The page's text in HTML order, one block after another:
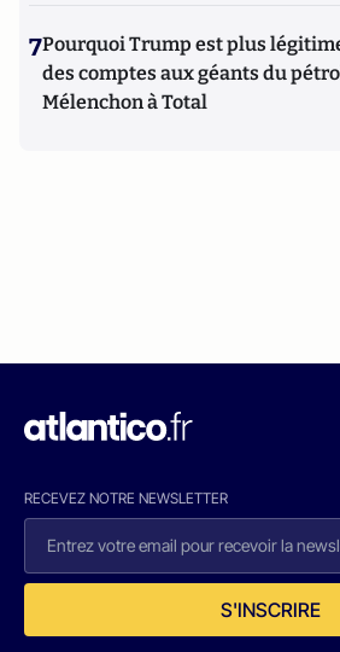
7Pourquoi Trump est plus
des comptes aux géants du
Mélenchon à Total
RECEVEZ NOTRE NEWSLETTER
S'INSCRIRE